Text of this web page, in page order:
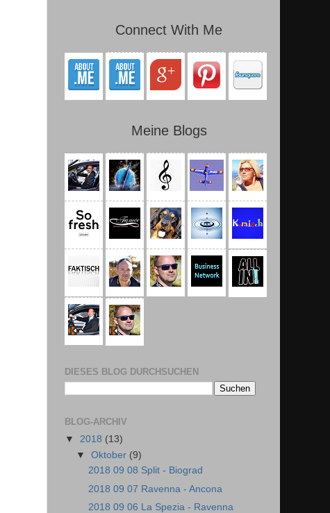
Connect With Me
Meine Blogs
DIESES BLOG DURCHSUCHEN
BLOG-ARCHIV
▼ 2018 (13)
▼Oktober (9)
2018 09 08 Split - Biograd
2018 09 07 Ravenna - Ancona
2018 09 06 La Spezia - Ravenna